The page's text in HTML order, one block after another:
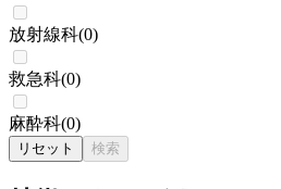
放射線科(0)
救急科(0)
麻酔科(0)
リセット 検索